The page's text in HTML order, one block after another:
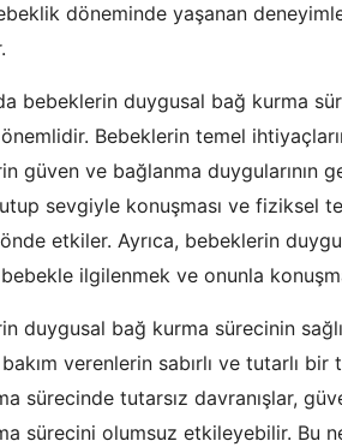
döneminde yaşanan
bebeklerin duygusal bağ kurma
Bebeklerin temel
güven ve bağlanma duygularının
sevgiyle konuşması ve fiziksel
etkiler. Ayrıca, bebeklerin
ilgilenmek ve onunla
duygusal bağ kurma sürecinin
verenlerin sabırlı ve tutarlı
sürecinde tutarsız davranışlar,
sürecini olumsuz etkileyebilir. Bu